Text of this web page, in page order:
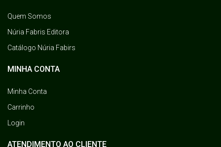
Quem Somos
Núria Fabris Editora
Catálogo Núria Fabirs
MINHA CONTA
Minha Conta
Carrinho
Login
ATENDIMENTO AO CLIENTE